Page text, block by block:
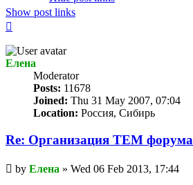
Show post links
Елена
Мoderator
Posts: 11678
Joined: Thu 31 May 2007, 07:04
Location: Россия, Сибирь
Re: Организация TЕМ форума
Unread
post
by Елена » Wed 06 Feb 2013, 17:44